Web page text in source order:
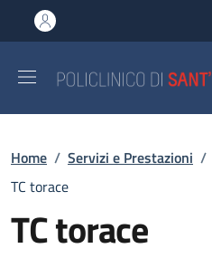
al contenuto principale
to footer content
Briciole di pane
Home / Servizi e Prestazioni /
TC torace
TC torace